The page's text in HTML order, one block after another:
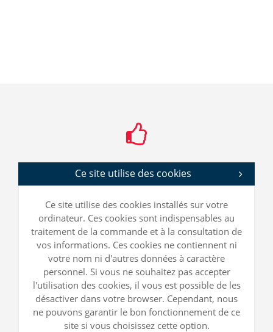
Ce site utilise des cookies
Ce site utilise des cookies installés sur votre
ordinateur. Ces cookies sont indispensables au
traitement de la commande et à la consultation de
vos informations. Ces cookies ne contiennent ni
votre nom ni d'autres données à caractère
personnel. Si vous ne souhaitez pas accepter
l'utilisation des cookies, il vous est possible de les
désactiver dans votre browser. Cependant, nous
ne pouvons garantir le bon fonctionnement de ce
site si vous choisissez cette option.